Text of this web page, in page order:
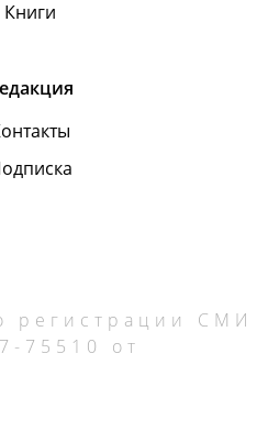
Книги
регистрации СМИ
75510 от